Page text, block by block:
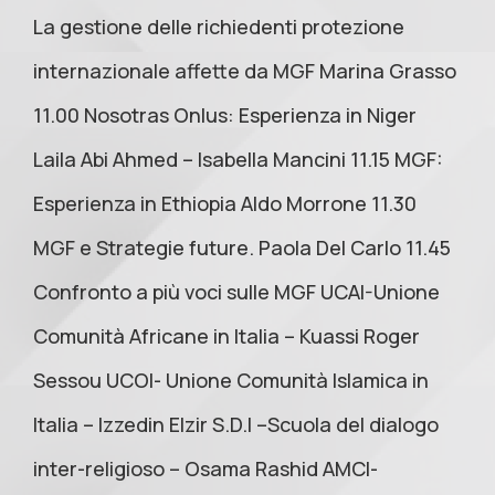
La gestione delle richiedenti protezione
internazionale affette da MGF Marina Grasso
11.00 Nosotras Onlus: Esperienza in Niger
Laila Abi Ahmed – Isabella Mancini 11.15 MGF:
Esperienza in Ethiopia Aldo Morrone 11.30
MGF e Strategie future. Paola Del Carlo 11.45
Confronto a più voci sulle MGF UCAI-Unione
Comunità Africane in Italia – Kuassi Roger
Sessou UCOI- Unione Comunità Islamica in
Italia – Izzedin Elzir S.D.I –Scuola del dialogo
inter-religioso – Osama Rashid AMCI-